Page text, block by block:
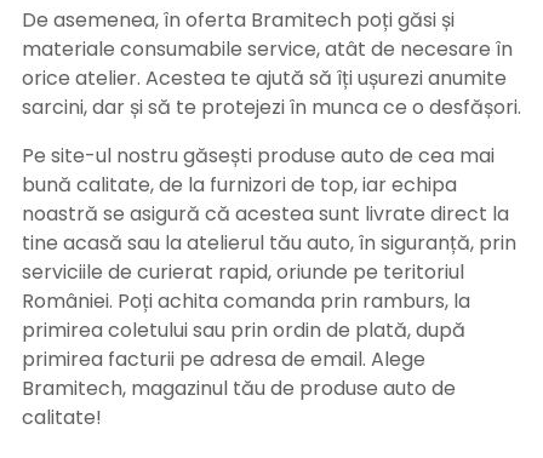
De asemenea, în oferta Bramitech poți găsi și
materiale consumabile service, atât de necesare în
orice atelier. Acestea te ajută să îți ușurezi anumite
sarcini, dar și să te protejezi în munca ce o desfășori.
Pe site-ul nostru găsești produse auto de cea mai
bună calitate, de la furnizori de top, iar echipa
noastră se asigură că acestea sunt livrate direct la
tine acasă sau la atelierul tău auto, în siguranță, prin
serviciile de curierat rapid, oriunde pe teritoriul
României. Poți achita comanda prin ramburs, la
primirea coletului sau prin ordin de plată, după
primirea facturii pe adresa de email. Alege
Bramitech, magazinul tău de produse auto de
calitate!